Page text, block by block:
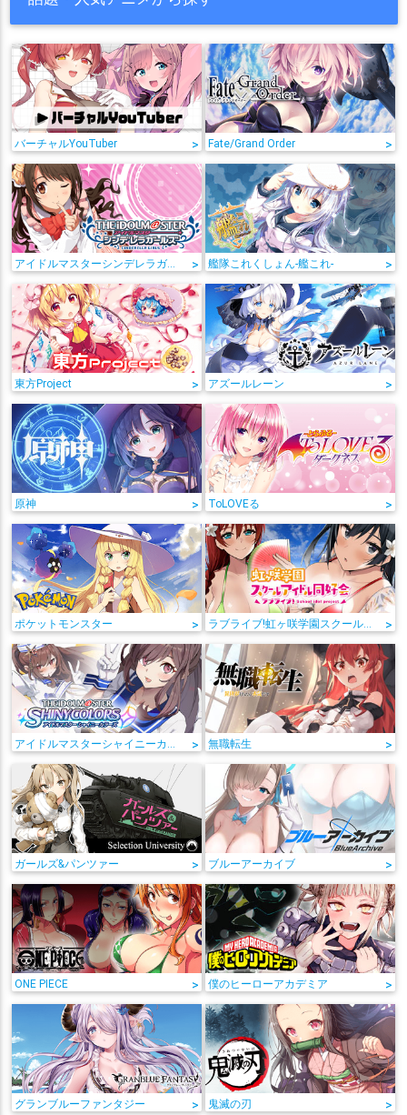
バーチャルYouTuber > Fate/Grand Order >
アイドルマスターシンデレラガールズ > 艦隊これくしょん-艦これ- >
東方Project > アズールレーン >
原神 > ToLOVEる >
ポケットモンスター > >
> 無職転生 >
ガールズ&パンツァー > ブルーアーカイブ >
ONE PIECE > 僕のヒーローアカデミア >
グランブルーファンタジー > 鬼滅の刃 >